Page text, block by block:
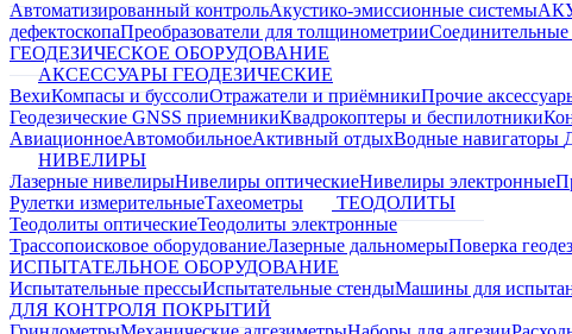
Автоматизированный контрольАкустико-эмиссионные системы
дефектоскопаПреобразователи для толщинометрииСоединительные
ГЕОДЕЗИЧЕСКОЕ ОБОРУДОВАНИЕ
АКСЕССУАРЫ ГЕОДЕЗИЧЕСКИЕ
ВехиКомпасы и буссолиОтражатели и приёмникиПрочие
Геодезические GNSS приемникиКвадрокоптеры и беспилотники
АвиационноеАвтомобильноеАктивный отдыхВодные навигаторы
НИВЕЛИРЫ
Лазерные нивелирыНивелиры оптическиеНивелиры электронные
Рулетки измерительныеТахеометры
ТЕОДОЛИТЫ
Теодолиты оптическиеТеодолиты электронные
Трассопоисковое оборудованиеЛазерные дальномерыПоверка
ИСПЫТАТЕЛЬНОЕ ОБОРУДОВАНИЕ
Испытательные прессыИспытательные стендыМашины для
ДЛЯ КОНТРОЛЯ ПОКРЫТИЙ